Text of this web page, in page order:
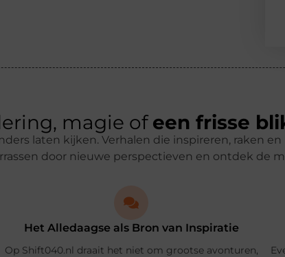
magie of een frisse
laten kijken. Verhalen die inspireren, raken
door nieuwe perspectieven en ontdek de
Het Alledaagse als Bron van Inspiratie
Op Shift040.nl draait het niet om grootse avonturen,